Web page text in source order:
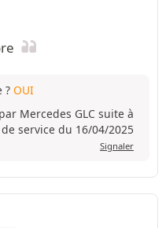
? OUI
Mercedes GLC suite à
service du 16/04/2025
Signaler